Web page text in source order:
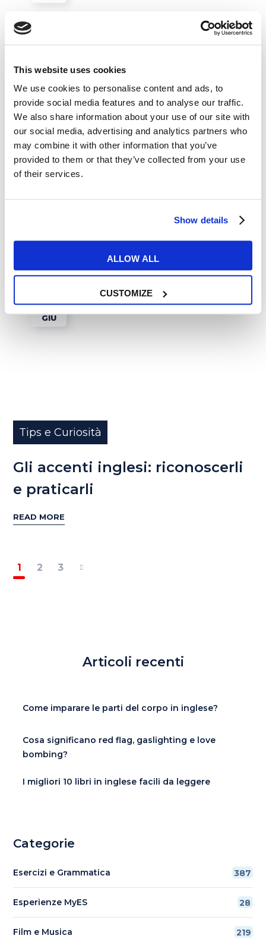
This website uses cookies
We use cookies to personalise content and ads, to
provide social media features and to analyse our traffic.
We also share information about your use of our site with
our social media, advertising and analytics partners who
may combine it with other information that you’ve
provided to them or that they’ve collected from your use
of their services.
Show details
ALLOW ALL
CUSTOMIZE
Tips e Curiosità
29
GIU
Tips e Curiosità
Gli accenti inglesi: riconoscerli
e praticarli
READ MORE
1 2 3
Articoli recenti
Come imparare le parti del corpo in inglese?
Cosa significano red flag, gaslighting e love
bombing?
I migliori 10 libri in inglese facili da leggere
Categorie
Esercizi e Grammatica 387
Esperienze MyES 28
Film e Musica 219